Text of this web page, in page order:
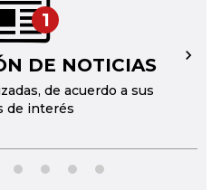
1
DE NOTICIAS
de acuerdo a sus
de interés
→